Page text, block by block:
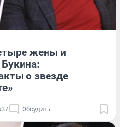
жены и
о звезде
Обсудить